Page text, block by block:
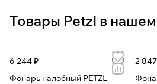
принадлежит целый ряд
среди которых и первый
спелеологического,
Товары Petzl в
6 244 ₽
Фонарь налобный PETZL
2